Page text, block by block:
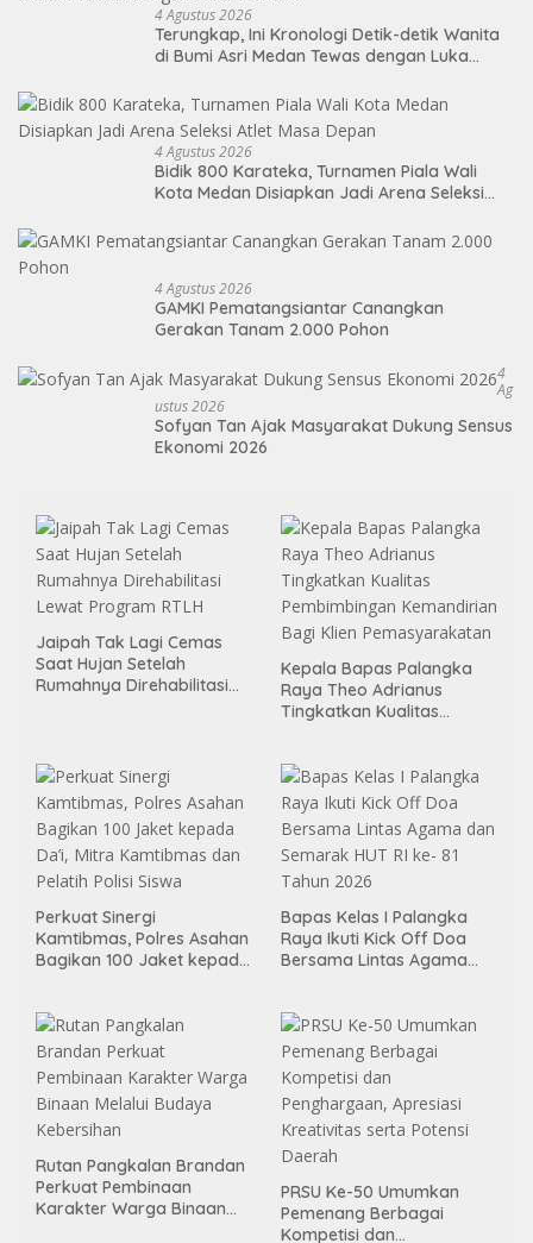
4 Agustus 2026
Terungkap, Ini Kronologi Detik-detik Wanita
di Bumi Asri Medan Tewas dengan Luka
4 Agustus 2026
Bidik 800 Karateka, Turnamen Piala Wali
Kota Medan Disiapkan Jadi Arena Seleksi
4 Agustus 2026
GAMKI Pematangsiantar Canangkan
Gerakan Tanam 2.000 Pohon
4
Ag
Ustus 2026
Sofyan Tan Ajak Masyarakat Dukung Sensus
Ekonomi 2026
Jaipah Tak Lagi Cemas
Saat Hujan Setelah
Rumahnya Direhabilitasi
Kepala Bapas Palangka
Raya Theo Adrianus
Tingkatkan Kualitas
Pemasyarakatan
Perkuat Sinergi
Kamtibmas, Polres Asahan
Bagikan 100 Jaket kepada
Bapas Kelas I Palangka
Raya Ikuti Kick Off Doa
Bersama Lintas Agama
Rutan Pangkalan Brandan
Perkuat Pembinaan
Karakter Warga Binaan
PRSU Ke-50 Umumkan
Pemenang Berbagai
Kompetisi dan